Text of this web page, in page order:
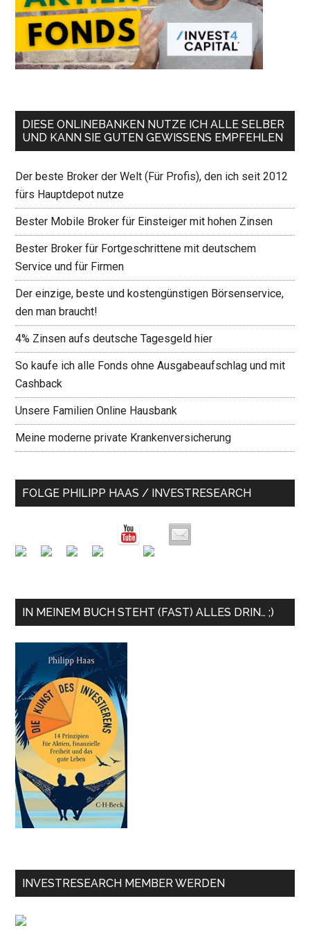
DIESE ONLINEBANKEN NUTZE ICH ALLE SELBER
UND KANN SIE GUTEN GEWISSENS EMPFEHLEN
Der beste Broker der Welt (Für Profis), den ich seit 2012
fürs Hauptdepot nutze
Bester Mobile Broker für Einsteiger mit hohen Zinsen
Bester Broker für Fortgeschrittene mit deutschem
Service und für Firmen
Der einzige, beste und kostengünstigen Börsenservice,
den man braucht!
4% Zinsen aufs deutsche Tagesgeld hier
So kaufe ich alle Fonds ohne Ausgabeaufschlag und mit
Cashback
Unsere Familien Online Hausbank
Meine moderne private Krankenversicherung
FOLGE PHILIPP HAAS / INVESTRESEARCH
IN MEINEM BUCH STEHT (FAST) ALLES DRIN… ;)
INVESTRESEARCH MEMBER WERDEN